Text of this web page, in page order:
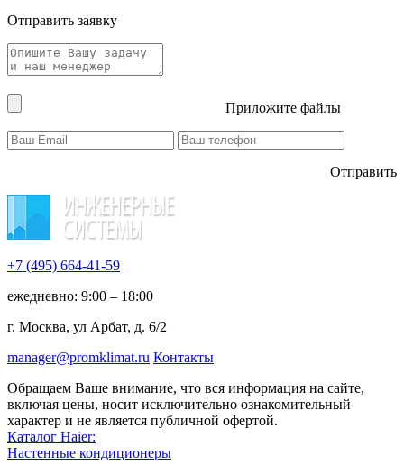
Отправить заявку
Приложите файлы
Отправить
+7 (495) 664-41-59
ежедневно: 9:00 – 18:00
г. Москва, ул Арбат, д. 6/2
manager@promklimat.ru Контакты
Обращаем Ваше внимание, что вся информация на сайте,
включая цены, носит исключительно ознакомительный
характер и не является публичной офертой.
Каталог Haier:
Настенные кондиционеры